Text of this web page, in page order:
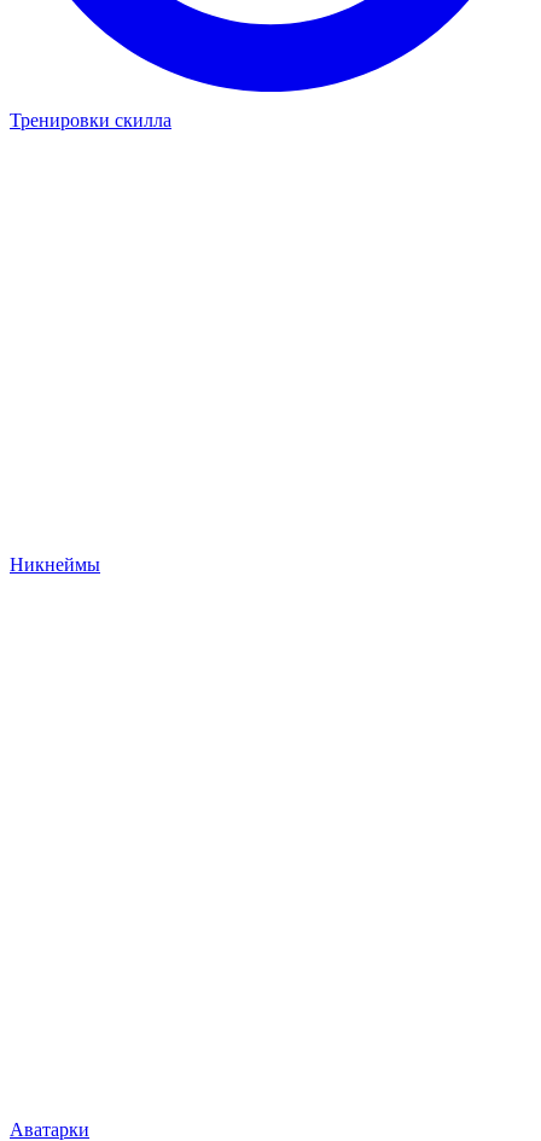
Тренировки скилла
Никнеймы
Аватарки